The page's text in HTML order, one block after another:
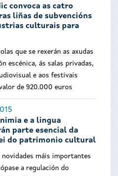
convoca as catro
liñas de subvencións
culturais para
que se rexerán as axudas
escénica, ás salas privadas,
e aos festivais
de 920.000 euros
e a lingua
parte esencial da
do patrimonio cultural
novidades máis importantes
a regulación do